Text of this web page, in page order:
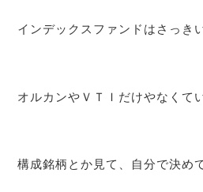
インデックスファンドはさっき
オルカンやＶＴＩだけやなくて
構成銘柄とか見て、自分で決め